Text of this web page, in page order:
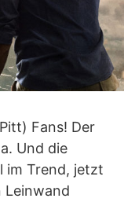
Fans! Der
Und die
im Trend, jetzt
Leinwand